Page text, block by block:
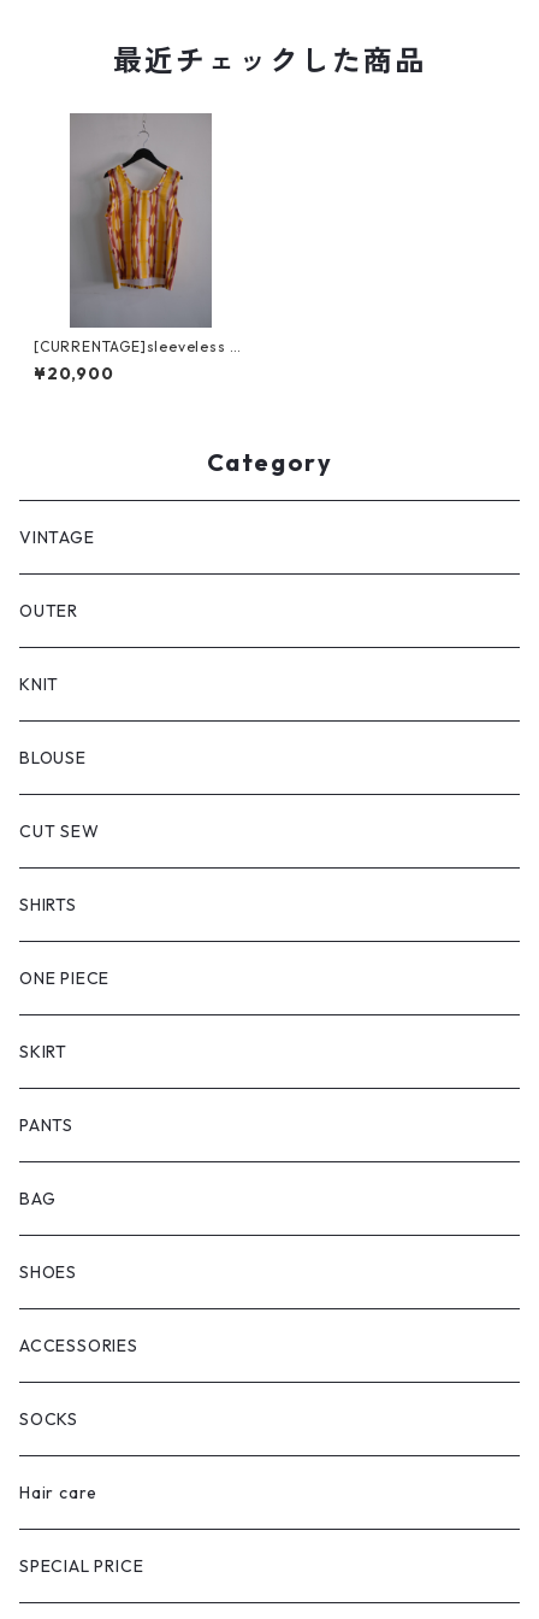
最近チェックした商品
[CURRENTAGE]sleeveless bl
ouse
¥20,900
Category
VINTAGE
OUTER
KNIT
BLOUSE
CUT SEW
SHIRTS
ONE PIECE
SKIRT
PANTS
BAG
SHOES
ACCESSORIES
SOCKS
Hair care
SPECIAL PRICE